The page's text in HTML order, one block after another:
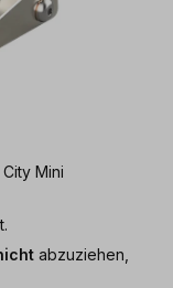
Mini
abzuziehen,